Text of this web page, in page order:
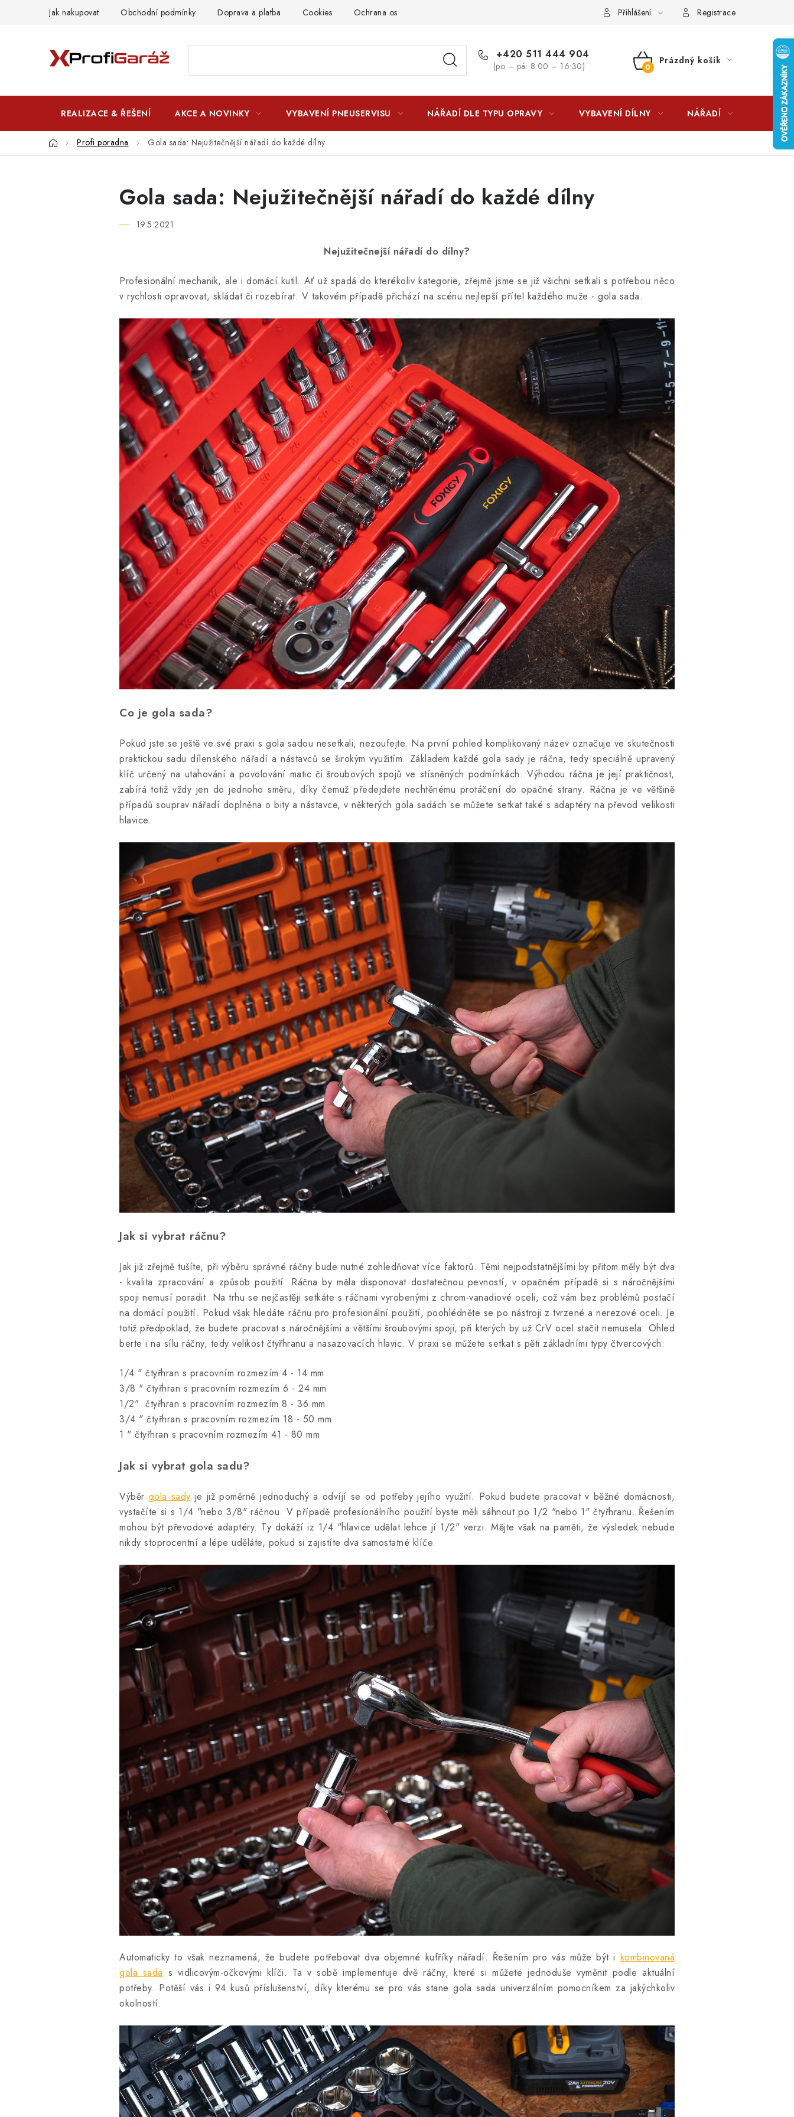
Jak nakupovat Obchodní podmínky Doprava a platba Cookies Ochrana osobních údajú LICENCE K FOTOGRAFIÍM Doplňkové služby
Přihlášení Registrace
+420 511 444 904
(po – pá: 8:00 – 16:30)
NÁKUPNÍ
Prázdný košík
REALIZACE & ŘEŠENÍ AKCE A NOVINKY VYBAVENÍ PNEUSERVISU NÁŘADÍ DLE TYPU OPRAVY VYBAVENÍ DÍLNY NÁŘADÍ
DomůProfi poradna Gola sada: Nejužitečnější nářadí do každé dílny
Gola sada: Nejužitečnější nářadí do každé dílny
19.5.2021
Nejužitečnejší nářadí do dílny?
Profesionální mechanik, ale i domácí kutil. Ať už spadá do kterékoliv kategorie, zřejmě jsme se již všichni setkali s potřebou něco
v rychlosti opravovat, skládat či rozebírat. V takovém případě přichází na scénu nejlepší přítel každého muže - gola sada.
Co je gola sada?
Pokud jste se ještě ve své praxi s gola sadou nesetkali, nezoufejte. Na první pohled komplikovaný název označuje ve skutečnosti
praktickou sadu dílenského nářadí a nástavců se širokým využitím. Základem každé gola sady je ráčna, tedy speciálně upravený
klíč určený na utahování a povolování matic či šroubových spojů ve stísněných podmínkách. Výhodou ráčna je její praktičnost,
zabírá totiž vždy jen do jednoho směru, díky čemuž předejdete nechtěnému protáčení do opačné strany. Ráčna je ve většině
případů souprav nářadí doplněna o bity a nástavce, v některých gola sadách se můžete setkat také s adaptéry na převod velikosti
hlavice.
Jak si vybrat ráčnu?
Jak již zřejmě tušíte, při výběru správné ráčny bude nutné zohledňovat více faktorů. Těmi nejpodstatnějšími by přitom měly být dva
- kvalita zpracování a způsob použití. Ráčna by měla disponovat dostatečnou pevností, v opačném případě si s náročnějšími
spoji nemusí poradit. Na trhu se nejčastěji setkáte s ráčnami vyrobenými z chrom-vanadiové oceli, což vám bez problémů postačí
na domácí použití. Pokud však hledáte ráčnu pro profesionální použití, poohlédněte se po nástroji z tvrzené a nerezové oceli. Je
totiž předpoklad, že budete pracovat s náročnějšími a většími šroubovými spoji, při kterých by už CrV ocel stačit nemusela. Ohled
berte i na sílu ráčny, tedy velikost čtyřhranu a nasazovacích hlavic. V praxi se můžete setkat s pěti základními typy čtvercových:
1/4 " čtyřhran s pracovním rozmezím 4 - 14 mm
3/8 " čtyřhran s pracovním rozmezím 6 - 24 mm
1/2" čtyřhran s pracovním rozmezím 8 - 36 mm
3/4 " čtyřhran s pracovním rozmezím 18 - 50 mm
1 " čtyřhran s pracovním rozmezím 41 - 80 mm
Jak si vybrat gola sadu?
Výběr gola sady je již poměrně jednoduchý a odvíjí se od potřeby jejího využití. Pokud budete pracovat v běžné domácnosti,
vystačíte si s 1/4 "nebo 3/8" ráčnou. V případě profesionálního použití byste měli sáhnout po 1/2 "nebo 1" čtyřhranu. Řešením
mohou být převodové adaptéry. Ty dokáží iz 1/4 "hlavice udělat lehce jí 1/2" verzi. Mějte však na paměti, že výsledek nebude
nikdy stoprocentní a lépe uděláte, pokud si zajistíte dva samostatné klíče.
Automaticky to však neznamená, že budete potřebovat dva objemné kufříky nářadí. Řešením pro vás může být i kombinovaná
gola sada s vidlicovým-očkovými klíči. Ta v sobě implementuje dvě ráčny, které si můžete jednoduše vyměnit podle aktuální
potřeby. Potěší vás i 94 kusů příslušenství, díky kterému se pro vás stane gola sada univerzálním pomocníkem za jakýchkoliv
okolností.